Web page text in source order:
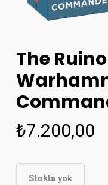
The
₺7.200,00
Stokta yok